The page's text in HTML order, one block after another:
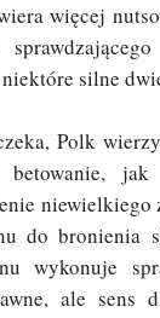
więcej
silne
Polk
betowanie,
niewielkiego
do bronienia
wykonuje
ale sens